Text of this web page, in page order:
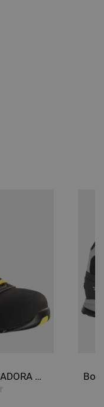
Bocanci de protecție DIADORA GLOVE II HIGH S3 HRO SRA